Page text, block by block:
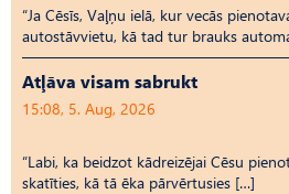
“Ja Cēsīs, Vaļņu ielā, kur vecās
autostāvvietu, kā tad tur brauks
Atļāva visam sabrukt
15:08, 5. Aug, 2026
“Labi, ka beidzot kādreizējai Cēsu
skatīties, kā tā ēka pārvērtusies […]